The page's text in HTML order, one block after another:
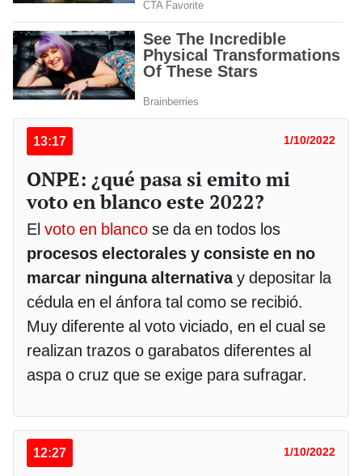
13:17 1/10/2022
ONPE: ¿qué pasa si emito mi
voto en blanco este 2022?
El voto en blanco se da en todos los
procesos electorales y consiste en no
marcar ninguna alternativay depositar la
cédula en el ánfora tal como se recibió.
Muy diferente al voto viciado, en el cual se
realizan trazos o garabatos diferentes al
aspa o cruz que se exige para sufragar.
12:27 1/10/2022